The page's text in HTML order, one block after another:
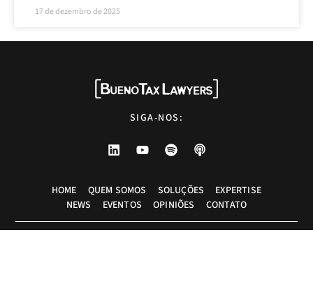
17 de dezembro de 2025
SIGA-NOS:
HOME QUEM SOMOS SOLUÇÕES
EXPERTISE
NEWS
EVENTOS OPINIÕES CONTATO